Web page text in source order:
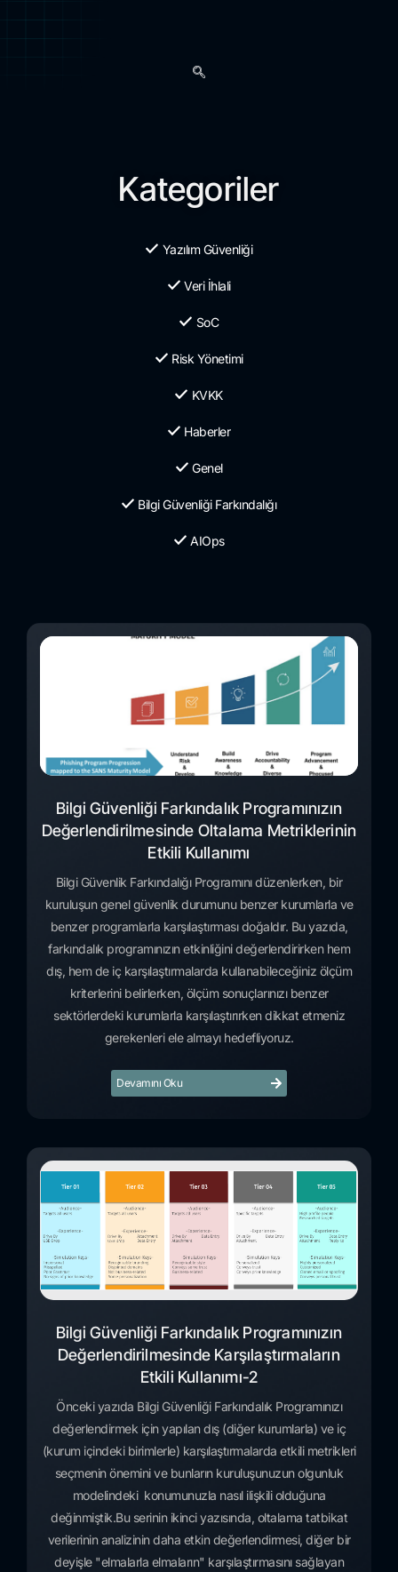
Kategoriler
Yazılım Güvenliği
Veri İhlali
SoC
Risk Yönetimi
KVKK
Haberler
Genel
Bilgi Güvenliği Farkındalığı
AIOps
Bilgi Güvenliği Farkındalık Programınızın
Değerlendirilmesinde Oltalama Metriklerinin
Etkili Kullanımı
Bilgi Güvenlik Farkındalığı Programını düzenlerken, bir
kuruluşun genel güvenlik durumunu benzer kurumlarla ve
benzer programlarla karşılaştırması doğaldır. Bu yazıda,
farkındalık programınızın etkinliğini değerlendirirken hem
dış, hem de iç karşılaştırmalarda kullanabileceğiniz ölçüm
kriterlerini belirlerken, ölçüm sonuçlarınızı benzer
sektörlerdeki kurumlarla karşılaştırırken dikkat etmeniz
gerekenleri ele almayı hedefliyoruz.
Devamını Oku
Bilgi Güvenliği Farkındalık Programınızın
Değerlendirilmesinde Karşılaştırmaların
Etkili Kullanımı-2
Önceki yazıda Bilgi Güvenliği Farkındalık Programınızı
değerlendirmek için yapılan dış (diğer kurumlarla) ve iç
(kurum içindeki birimlerle) karşılaştırmalarda etkili metrikleri
seçmenin önemini ve bunların kuruluşunuzun olgunluk
modelindeki konumunuzla nasıl ilişkili olduğuna
değinmiştik.Bu serinin ikinci yazısında, oltalama tatbikat
verilerinin analizinin daha etkin değerlendirmesi, diğer bir
deyişle "elmalarla elmaların" karşılaştırmasını sağlayan